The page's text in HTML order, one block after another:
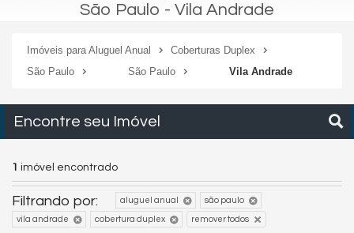
São Paulo - Vila Andrade
Imóveis para Aluguel Anual
Coberturas Duplex
São Paulo
São Paulo Vila Andrade
Encontre seu Imóvel
1 imóvel encontrado
Filtrando por: aluguel anual são paulo
vila andrade cobertura duplex remover todos